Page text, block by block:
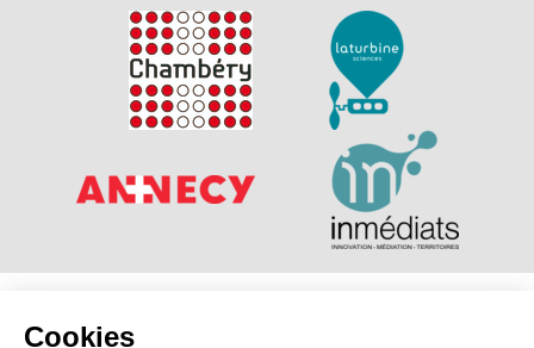
Cookies
Savoie Mont Blanc est le réseau social des amateurs de